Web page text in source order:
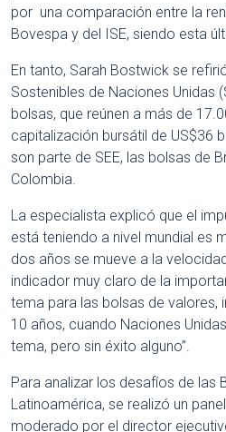
por una comparación entre la
Bovespa y del ISE, siendo esta
En tanto, Sarah Bostwick se
Sostenibles de Naciones Unidas
bolsas, que reúnen a más de
capitalización bursátil de US$36
son parte de SEE, las bolsas de
Colombia.
La especialista explicó que el
está teniendo a nivel mundial es
dos años se mueve a la
indicador muy claro de la
tema para las bolsas de valores,
10 años, cuando Naciones
tema, pero sin éxito alguno”.
Para analizar los desafíos de las
Latinoamérica, se realizó un
moderado por el director